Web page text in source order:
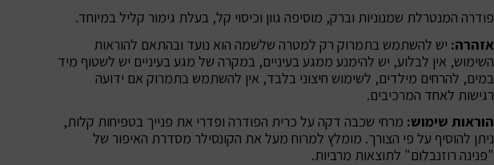
פודרה המנטרלת שמנוניות וברק, מוסיפה גוון וכיסוי קל, בעלת גימור קליל במיוחד.
אזהרה: יש להשתמש בתמרוק רק למטרה שלשמה הוא נועד ובהתאם להוראות
השימוש, אין לבלוע, יש להימנע ממגע בעיניים, במקרה של מגע בעיניים יש לשטוף מיד
במים, להרחים מילדים, לשימוש חיצוני בלבד, אין להשתמש בתמרוק אם ידועה
רגישות לאחד המרכיבים.
הוראות שימוש: מרחי שכבה דקה על כרית הפודרה ופדרי את פנייך בטפיחות קלות,
ניתן להוסיף על פי הצורך. מומלץ למרוח מעל את הקונסילר מסדרת האיפור של
"פנינה רוזנבלום" לתוצאות מרביות.